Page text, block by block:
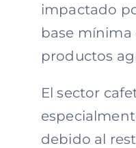
impactado
base mínima
productos
El sector
debido al